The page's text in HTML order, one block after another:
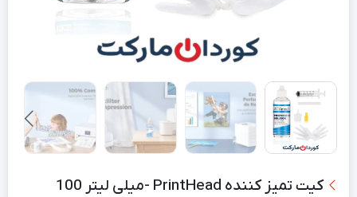
کیت تمیز کننده PrintHead -میلی لیتر 100